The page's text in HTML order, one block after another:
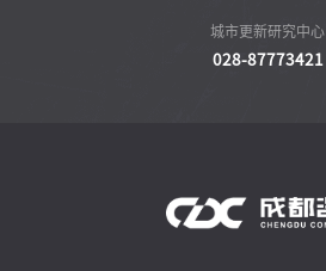
城市更新研究中心
028-87773421